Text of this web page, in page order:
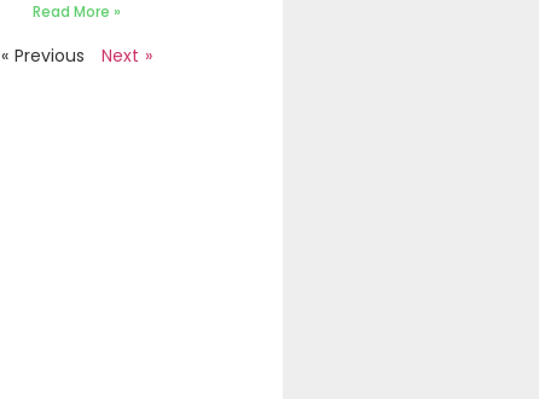
Read More »
« Previous Next »